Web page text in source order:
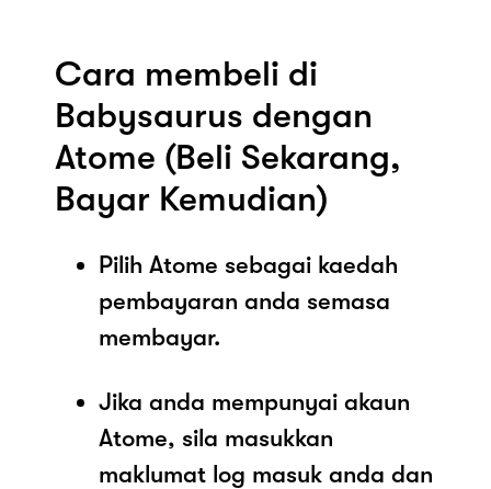
Cara membeli di
Babysaurus dengan
Atome (Beli Sekarang,
Bayar Kemudian)
Pilih Atome sebagai kaedah
pembayaran anda semasa
membayar.
Jika anda mempunyai akaun
Atome, sila masukkan
maklumat log masuk anda dan